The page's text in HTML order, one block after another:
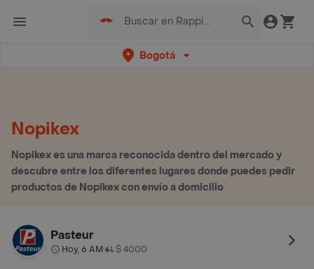
Bogotá
Nopikex
Nopikex es una marca reconocida dentro del mercado y
descubre entre los diferentes lugares donde puedes pedir
productos de Nopikex con envío a domicilio
Pasteur
Hoy, 6 AM• $ 4000